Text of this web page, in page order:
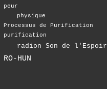
peur
physique
Processus de Purification
purification
radion Son de l'Espoir
RO-HUN